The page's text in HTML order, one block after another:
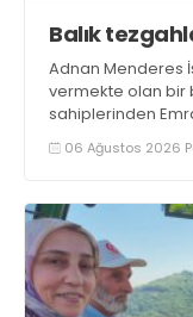
Balık
Adnan Menderes
vermekte olan bir
sahiplerinden
tezgahlarda taze
boyunca
06 Ağustos 2026